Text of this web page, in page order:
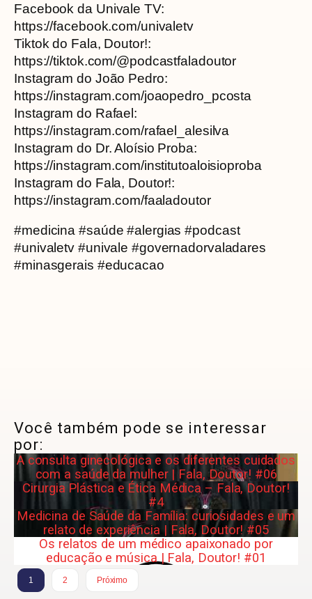
Facebook da Univale TV:
https://facebook.com/univaletv
Tiktok do Fala, Doutor!:
https://tiktok.com/@podcastfaladoutor
Instagram do João Pedro:
https://instagram.com/joaopedro_pcosta
Instagram do Rafael:
https://instagram.com/rafael_alesilva
Instagram do Dr. Aloísio Proba:
https://instagram.com/institutoaloisioproba
Instagram do Fala, Doutor!:
https://instagram.com/faaladoutor
#medicina #saúde #alergias #podcast
#univaletv #univale #governadorvaladares
#minasgerais #educacao
Você também pode se interessar
por:
A consulta ginecológica e os diferentes cuidados
com a saúde da mulher | Fala, Doutor! #06
Cirurgia Plástica e Ética Médica – Fala, Doutor!
#4
Medicina de Saúde da Família: curiosidades e um
relato de experiência | Fala, Doutor! #05
Os relatos de um médico apaixonado por
educação e música | Fala, Doutor! #01
1 2 Próximo